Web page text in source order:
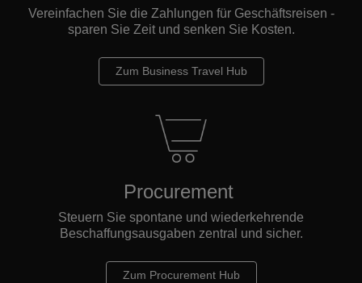
Vereinfachen Sie die Zahlungen für Geschäftsreisen -
sparen Sie Zeit und senken Sie Kosten.
Zum Business Travel Hub
Procurement
Steuern Sie spontane und wiederkehrende
Beschaffungsausgaben zentral und sicher.
Zum Procurement Hub